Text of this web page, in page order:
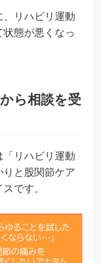
リハビリ運動
態が悪くなっ
ら相談を受
リハビリ運動
りと股関節ケア
です。